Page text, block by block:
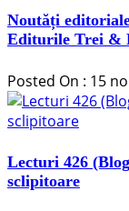
Noutăți
Editurile Trei &
Posted On : 15
Lecturi 426
sclipitoare